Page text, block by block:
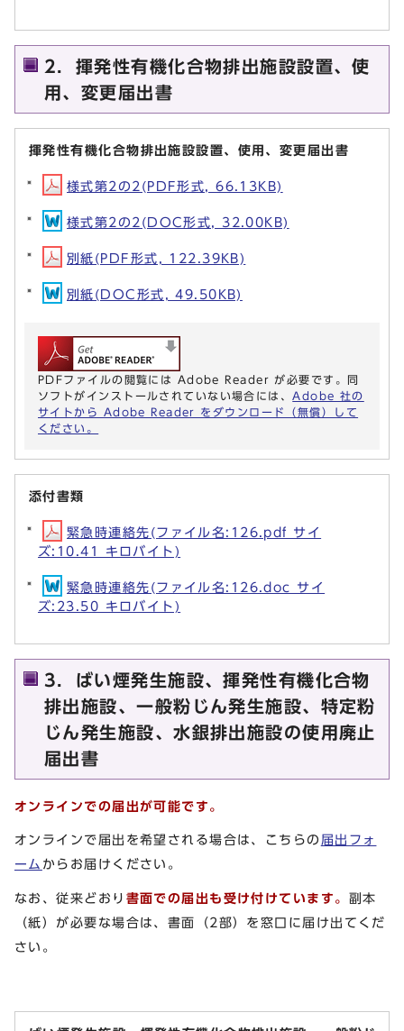
2．揮発性有機化合物排出施設設置、使
用、変更届出書
揮発性有機化合物排出施設設置、使用、変更届出書
様式第2の2(PDF形式, 66.13KB)
様式第2の2(DOC形式, 32.00KB)
別紙(PDF形式, 122.39KB)
別紙(DOC形式, 49.50KB)
PDFファイルの閲覧には Adobe Reader が必要です。同
ソフトがインストールされていない場合には、 Adobe 社の
サイトから Adobe Reader をダウンロード（無償）して
ください。
添付書類
緊急時連絡先(ファイル名:126.pdf サイ
ズ:10.41 キロバイト)
緊急時連絡先(ファイル名:126.doc サイ
ズ:23.50 キロバイト)
3．ばい煙発生施設、揮発性有機化合物
排出施設、一般粉じん発生施設、特定粉
じん発生施設、水銀排出施設の使用廃止
届出書
オンラインでの届出が可能です。
オンラインで届出を希望される場合は、こちらの 届出フォ
ーム からお届けください。
なお、従来どおり 書面での届出も受け付けています。 副本
（紙）が必要な場合は、書面（2部）を窓口に届け出てくだ
さい。